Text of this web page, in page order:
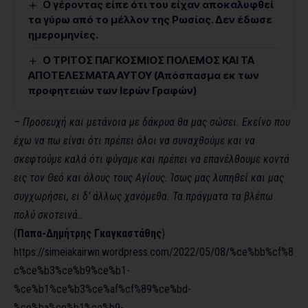
Ο γέροντας είπε ότι του είχαν αποκαλυφθεί
τα γύρω από το μέλλον της Ρωσίας. Δεν έδωσε
ημερομηνίες.
Ο ΤΡΙΤΟΣ ΠΑΓΚΟΣΜΙΟΣ ΠΟΛΕΜΟΣ ΚΑΙ ΤΑ
ΑΠΟΤΕΛΕΣΜΑΤΑ ΑΥΤΟΥ (Απόσπασμα εκ των
προφητειών των Ιερών Γραφών)
– Προσευχή και μετάνοια με δάκρυα θα μας σώσει. Εκείνο που
έχω να πω είναι ότι πρέπει όλοι να συναχθούμε και να
σκεφτούμε καλά ότι φύγαμε και πρέπει να επανέλθουμε κοντά
εις τον Θεό και όλους τους Αγίους. Ίσως μας λυπηθεί και μας
συγχωρήσει, ει δ’ άλλως χανόμεθα. Τα πράγματα τα βλέπω
πολύ σκοτεινά…
(Παπα-Δημήτρης Γκαγκαστάθης)
https://simeiakairwn.wordpress.com/2022/05/08/%ce%bb%cf%8
c%ce%b3%ce%b9%ce%b1-
%ce%b1%ce%b3%ce%af%cf%89%ce%bd-